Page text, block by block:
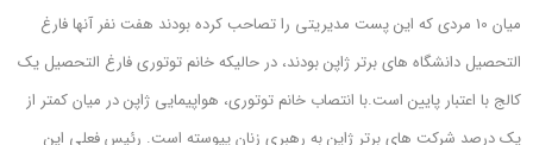
میان 10 مردی که این پست مدیریتی را تصاحب کرده بودند هفت نفر آنها فارغ
التحصیل دانشگاه های برتر ژاپن بودند، در حالیکه خانم توتوری فارغ التحصیل یک
کالج با اعتبار پایین است.با انتصاب خانم توتوری، هواپیمایی ژاپن در میان کمتر از
یک درصد شرکت های برتر ژاپن به رهبری زنان پیوسته است. رئیس فعلی این